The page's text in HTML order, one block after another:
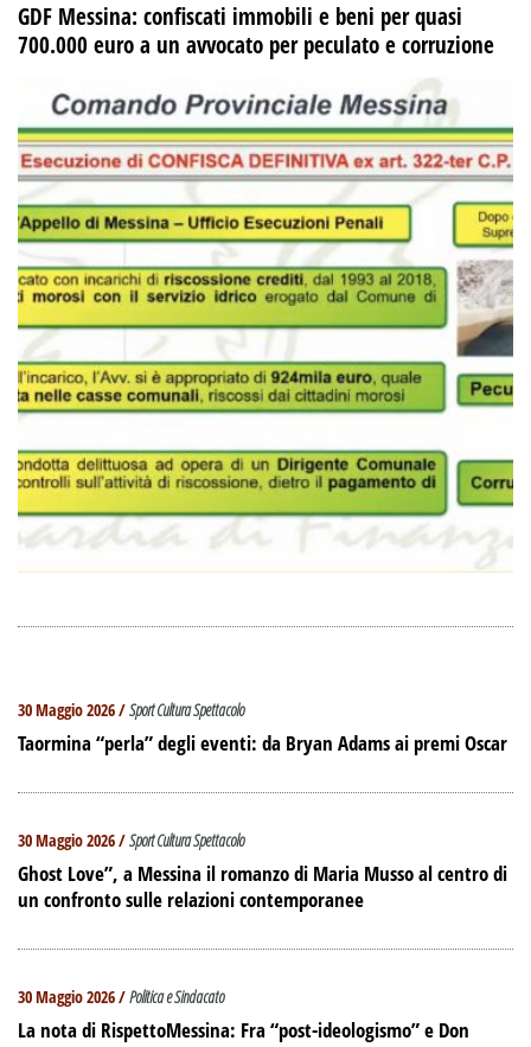
GDF Messina: confiscati immobili e beni per quasi
700.000 euro a un avvocato per peculato e corruzione
30 Maggio 2026 /Sport Cultura Spettacolo
Taormina “perla” degli eventi: da Bryan Adams ai premi Oscar
30 Maggio 2026 /Sport Cultura Spettacolo
Ghost Love”, a Messina il romanzo di Maria Musso al centro di
un confronto sulle relazioni contemporanee
30 Maggio 2026 /Politica e Sindacato
La nota di RispettoMessina: Fra “post-ideologismo” e Don